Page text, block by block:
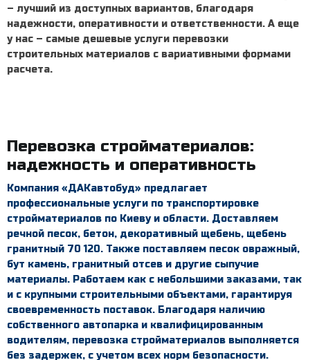
– лучший из доступных вариантов, благодаря
надежности, оперативности и ответственности. А еще
у нас – самые дешевые услуги перевозки
строительных материалов с вариативными формами
расчета.
Перевозка стройматериалов:
надежность и оперативность
Компания «ДАКавтобуд» предлагает
профессиональные услуги по транспортировке
стройматериалов по Киеву и области. Доставляем
речной песок, бетон, декоративный щебень, щебень
гранитный 70 120. Также поставляем песок овражный,
бут камень, гранитный отсев и другие сыпучие
материалы. Работаем как с небольшими заказами, так
и с крупными строительными объектами, гарантируя
своевременность поставок. Благодаря наличию
собственного автопарка и квалифицированным
водителям, перевозка стройматериалов выполняется
без задержек, с учетом всех норм безопасности.